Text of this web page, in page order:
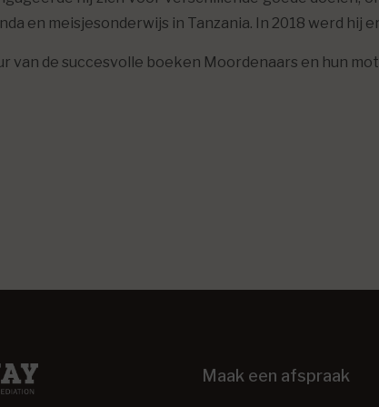
en meisjesonderwijs in Tanzania. In 2018 werd hij
van de succesvolle boeken Moordenaars en hun
Maak een afspraak